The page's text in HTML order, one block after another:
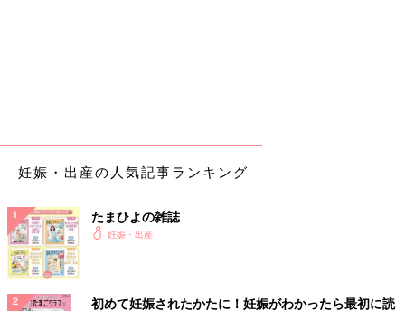
えてくれるのが特長です。ねんねが楽しくなるような、アニマル
柄もキュート。
[口コミ]
●十分な機能性があるのに、価格がお手ごろ！（沖縄県／
生後0カ月ベビーのパパ）
●サイズ、洗濯のしやすさ、デザイン、肌触りが◎。（北
海道／産後7カ月のママ）
妊娠・出産の人気記事ランキング
たまひよの雑誌
妊娠・出産
初めて妊娠されたかたに！妊娠がわかったら最初に読